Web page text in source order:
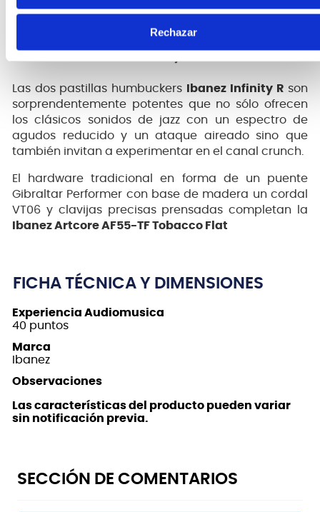
Rechazar
características ergonómicas sobre el diapasón de
Las dos pastillas humbuckers Ibanez Infinity R son
sorprendentemente potentes que no sólo ofrecen
los clásicos sonidos de jazz con un espectro de
agudos reducido y un ataque aireado sino que
también invitan a experimentar en el canal crunch.
El hardware tradicional en forma de un puente
Gibraltar Performer con base de madera un cordal
VT06 y clavijas precisas prensadas completan la
Ibanez Artcore AF55-TF Tobacco Flat
FICHA TÉCNICA Y DIMENSIONES
Experiencia Audiomusica
40 puntos
Marca
Ibanez
Observaciones
Las características del producto pueden variar
sin notificación previa.